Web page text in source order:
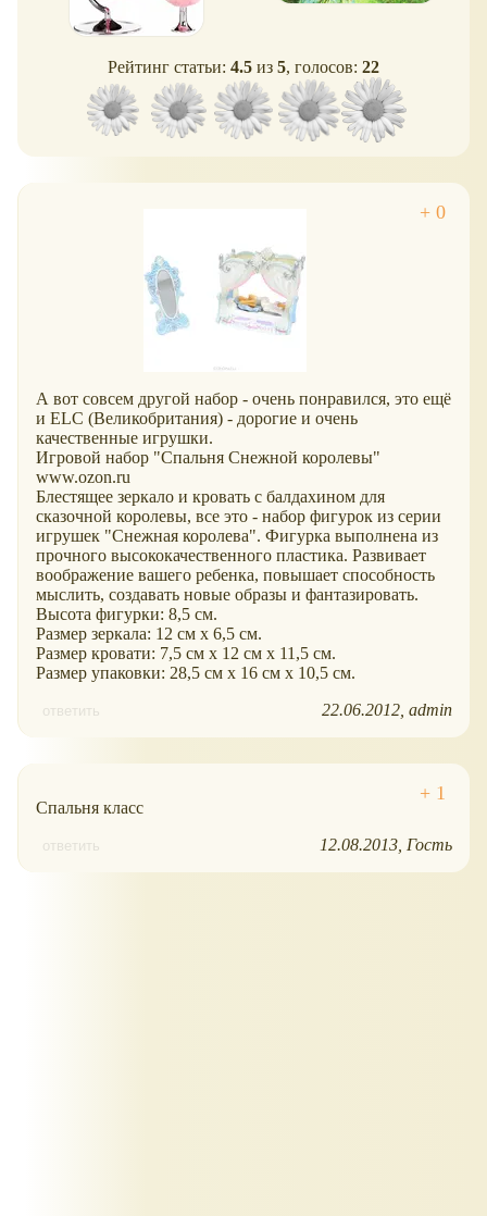
Рейтинг статьи: 4.5 из 5, голосов: 22
А вот совсем другой набор - очень понравился, это ещё
и ELC (Великобритания) - дорогие и очень
качественные игрушки.
Игровой набор "Спальня Снежной королевы"
www.ozon.ru
Блестящее зеркало и кровать с балдахином для
сказочной королевы, все это - набор фигурок из серии
игрушек "Снежная королева". Фигурка выполнена из
прочного высококачественного пластика. Развивает
воображение вашего ребенка, повышает способность
мыслить, создавать новые образы и фантазировать.
Высота фигурки: 8,5 см.
Размер зеркала: 12 см х 6,5 см.
Размер кровати: 7,5 см х 12 см х 11,5 см.
Размер упаковки: 28,5 см х 16 см х 10,5 см.
ответить 22.06.2012 admin
Спальня класс
ответить 12.08.2013 Гость